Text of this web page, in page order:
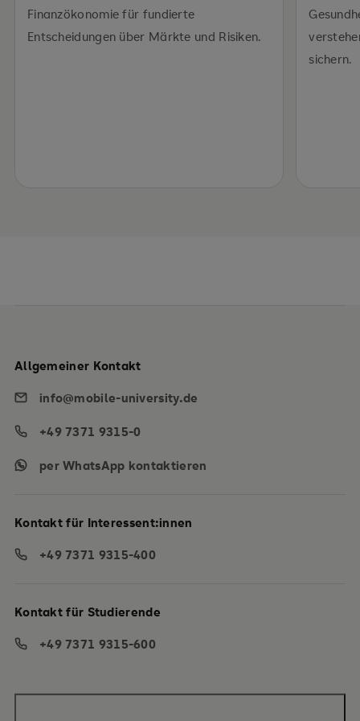
Finanzökonomie für fundierte
Entscheidungen über Märkte und Risiken.
sichern.
Allgemeiner Kontakt
info@mobile-university.de
+49 7371 9315-0
per WhatsApp kontaktieren
Kontakt für Interessent:innen
+49 7371 9315-400
Kontakt für Studierende
+49 7371 9315-600